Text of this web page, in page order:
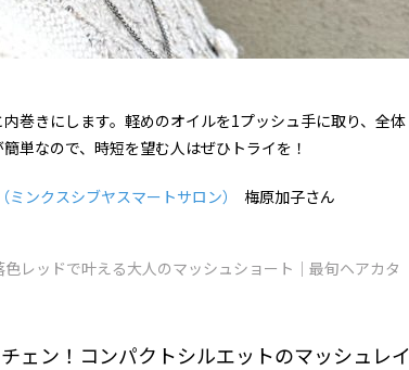
巻きにします。軽めのオイルを1プッシュ手に取り、全体
単なので、時短を望む人はぜひトライを！
ンクスシブヤスマートサロン） 梅原加子さん
レッドで叶える大人のマッシュショート｜最旬ヘアカタ
ェン！コンパクトシルエットのマッシュレイ